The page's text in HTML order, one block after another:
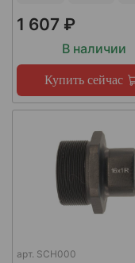
1 607 ₽
В наличии
Купить сейчас
арт. SCH000